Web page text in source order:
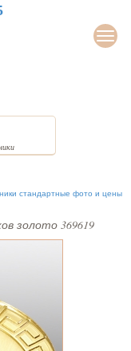
стандартные фото и цены
золото 369619